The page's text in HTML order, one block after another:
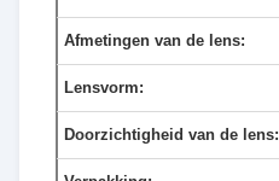
Afmetingen van de lens:
Lensvorm:
Doorzichtigheid van de lens: